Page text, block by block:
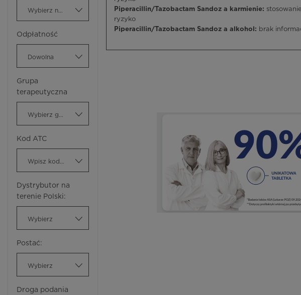
Odpłatność
Dowolna
Grupa
terapeutyczna
Kod ATC
Dystrybutor na
terenie Polski:
Wybierz
Postać:
Wybierz
Droga podania
Piperacillin/Tazobactam Sandoz a karmienie:
ryzyko
Piperacillin/Tazobactam Sandoz a alkohol: brak